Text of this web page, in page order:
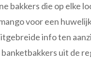
bakkers die op elke
voor een
info ten
uit de